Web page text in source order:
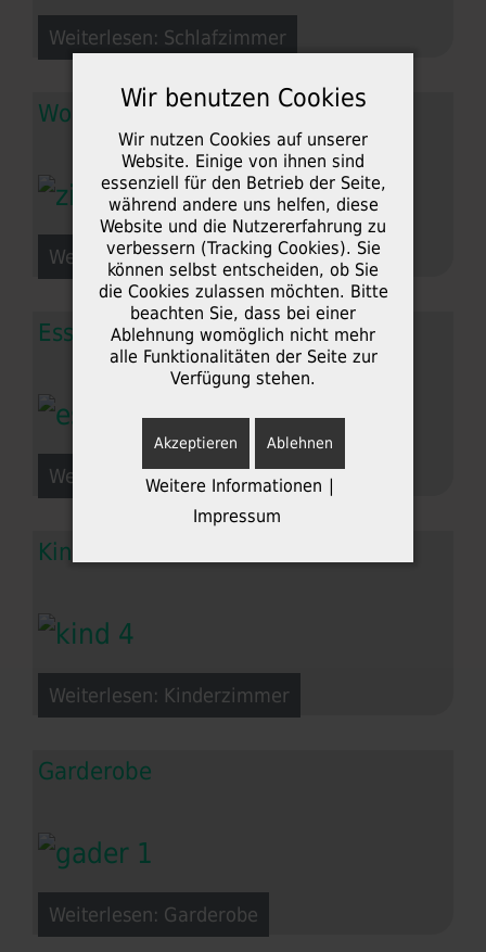
Weiterlesen: Schlafzimmer
Wohnzimmer
Weiterlesen: Wohnzimmer
Esszimmer
Weiterlesen: Esszimmer
Kinderzimmer
Weiterlesen: Kinderzimmer
Garderobe
Weiterlesen: Garderobe
Wir benutzen Cookies
Wir nutzen Cookies auf unserer
Website. Einige von ihnen sind
essenziell für den Betrieb der Seite,
während andere uns helfen, diese
Website und die Nutzererfahrung zu
verbessern (Tracking Cookies). Sie
können selbst entscheiden, ob Sie
die Cookies zulassen möchten. Bitte
beachten Sie, dass bei einer
Ablehnung womöglich nicht mehr
alle Funktionalitäten der Seite zur
Verfügung stehen.
Akzeptieren Ablehnen
Weitere Informationen |
Impressum